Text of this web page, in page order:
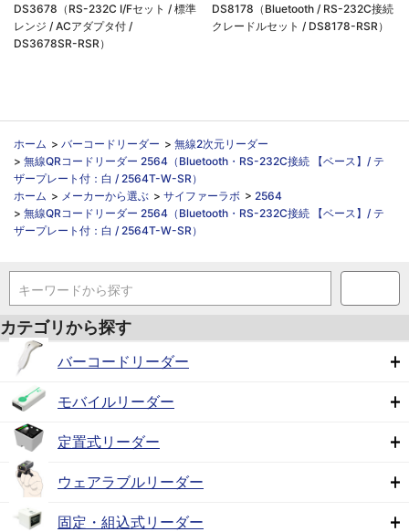
DS3678（RS-232C I/Fセット / 標準
レンジ / ACアダプタ付 /
DS3678SR-RSR）
DS8178（Bluetooth / RS-232C接続
クレードルセット / DS8178-RSR）
ホーム > バーコードリーダー > 無線2次元リーダー
> 無線QRコードリーダー 2564（Bluetooth・RS-232C接続 【ベース】/ テ
ザープレート付：白 / 2564T-W-SR）
ホーム > メーカーから選ぶ > サイファーラボ > 2564
> 無線QRコードリーダー 2564（Bluetooth・RS-232C接続 【ベース】/ テ
ザープレート付：白 / 2564T-W-SR）
キーワードから探す
カテゴリから探す
バーコードリーダー
モバイルリーダー
定置式リーダー
ウェアラブルリーダー
固定・組込式リーダー